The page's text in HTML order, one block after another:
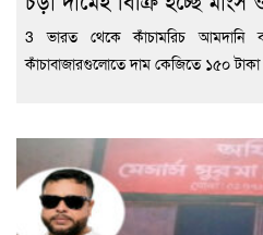
3 ভারত থেকে কাঁচামরিচ আমদানি
কাঁচাবাজারগুলোতে দাম কেজিতে ১৫০